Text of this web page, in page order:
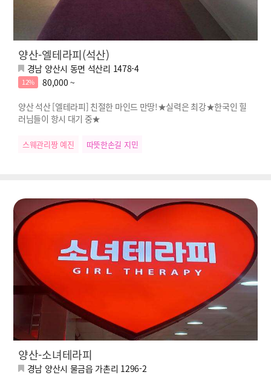
양산-엘테라피(석산)
경남 양산시 동면 석산리 1478-4
12%
80,000 ~
양산 석산 [엘테라피] 친절한 마인드 만땅!★실력은 최강★한국인 힐
러님들이 항시 대기 중★
스웨관리짱 예진 따뜻한손길 지민
양산-소녀테라피
경남 양산시 물금읍 가촌리 1296-2